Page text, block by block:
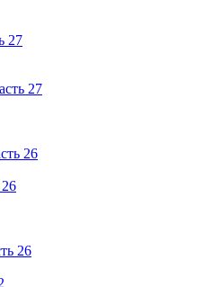
27
27
26
26
26